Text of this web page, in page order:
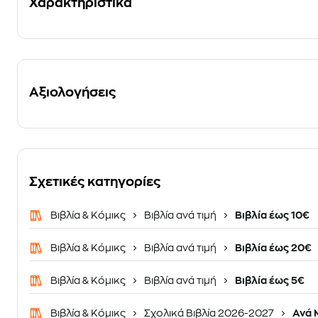
Χαρακτηριστικά
Αξιολογήσεις
Σχετικές κατηγορίες
Βιβλία & Κόμικς Βιβλία ανά τιμή Βιβλία έως 10€
Βιβλία & Κόμικς Βιβλία ανά τιμή Βιβλία έως 20€
Βιβλία & Κόμικς Βιβλία ανά τιμή Βιβλία έως 5€
Βιβλία & Κόμικς Σχολικά Βιβλία 2026-2027 Ανά